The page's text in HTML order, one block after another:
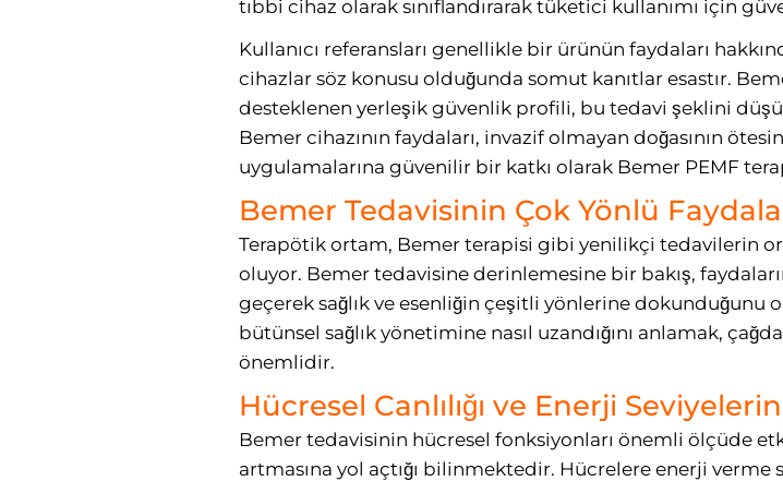
tıbbi cihaz olarak sınıflandırarak tüketici kullanımı için
Kullanıcı referansları genellikle bir ürünün faydaları
cihazlar söz konusu olduğunda somut kanıtlar esastır.
desteklenen yerleşik güvenlik profili, bu tedavi şeklini
Bemer cihazının faydaları, invazif olmayan doğasının
uygulamalarına güvenilir bir katkı olarak Bemer PEMF
Bemer Tedavisinin Çok Yönlü
Terapötik ortam, Bemer terapisi gibi yenilikçi tedavilerin
oluyor. Bemer tedavisine derinlemesine bir bakış,
geçerek sağlık ve esenliğin çeşitli yönlerine dokunduğunu
bütünsel sağlık yönetimine nasıl uzandığını anlamak,
önemlidir.
Hücresel Canlılığı ve Enerji
Bemer tedavisinin hücresel fonksiyonları önemli ölçüde
artmasına yol açtığı bilinmektedir. Hücrelere enerji